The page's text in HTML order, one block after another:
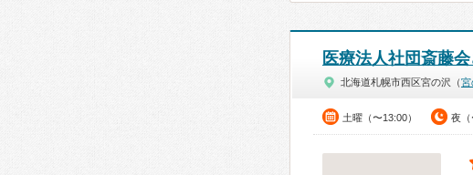
医療法人社団斎藤
北海道札幌市西区宮の沢（宮
土曜（〜13:00） 夜（